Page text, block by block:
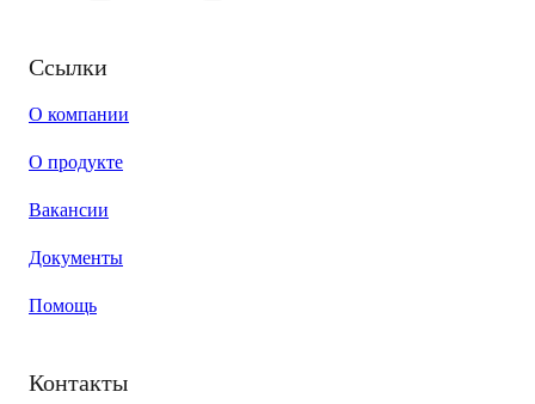
Ссылки
О компании
О продукте
Вакансии
Документы
Помощь
Контакты